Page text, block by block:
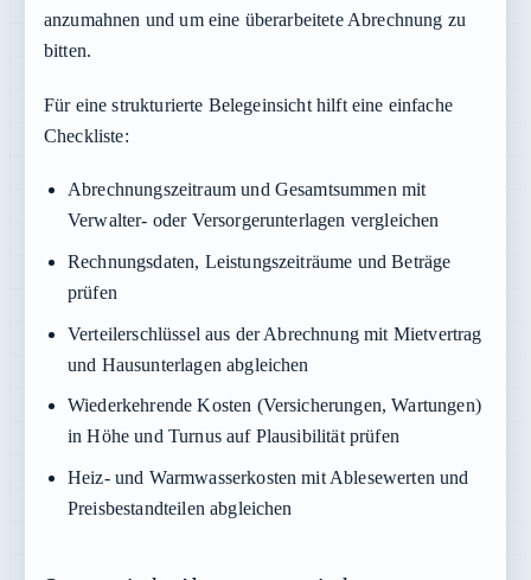
anzumahnen und um eine überarbeitete Abrechnung zu
bitten.
Für eine strukturierte Belegeinsicht hilft eine einfache
Checkliste:
Abrechnungszeitraum und Gesamtsummen mit
Verwalter- oder Versorgerunterlagen vergleichen
Rechnungsdaten, Leistungszeiträume und Beträge
prüfen
Verteilerschlüssel aus der Abrechnung mit Mietvertrag
und Hausunterlagen abgleichen
Wiederkehrende Kosten (Versicherungen, Wartungen)
in Höhe und Turnus auf Plausibilität prüfen
Heiz- und Warmwasserkosten mit Ablesewerten und
Preisbestandteilen abgleichen